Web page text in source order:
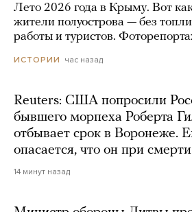
Лето 2026 года в Крыму. Вот
жители полуострова — без
работы и туристов.
ИСТОРИИ час назад
Reuters: США попросили
бывшего морпеха Роберта
отбывает срок в Воронеже.
опасается, что он при смерти
14 минут назад